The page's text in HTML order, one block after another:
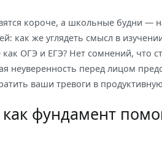
короче, а школьные будни —
как же углядеть смысл в
ОГЭ и ЕГЭ? Нет сомнений, что
неуверенность перед лицом
ваши тревоги в
фундамент